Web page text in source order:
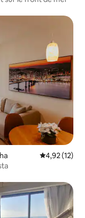
Évaluation
4,92 (12)